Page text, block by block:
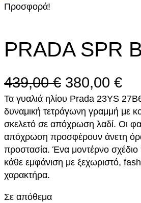
Προσφορά!
PRADA SPR
439,00€ O
r
i
g
i
380,00 €Η
τ
ρ
έ
χ
Τα γυαλιά ηλίου Prada 23YS
δυναμική τετράγωνη γραμμή με
σκελετό σε απόχρωση λαδί. Οι
απόχρωση προσφέρουν άνετη
προστασία. Ένα μοντέρνο σχέδιο
κάθε εμφάνιση με ξεχωριστό,
χαρακτήρα.
Σε απόθεμα